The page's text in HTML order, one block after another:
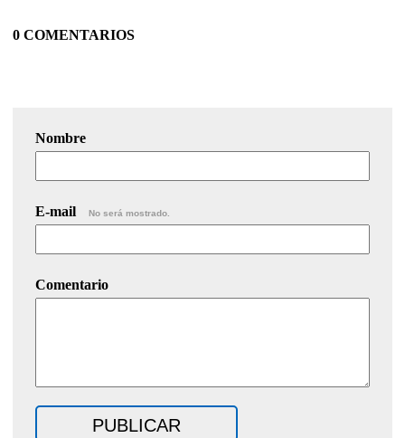
0 COMENTARIOS
Nombre
E-mail No será mostrado.
Comentario